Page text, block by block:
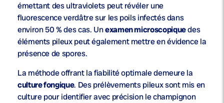
émettant des ultraviolets peut révéler une
fluorescence verdâtre sur les poils infectés dans
environ 50 % des cas. Unexamen microscopiquedes
éléments pileux peut également mettre en évidence la
présence de spores.
La méthode offrant la fiabilité optimale demeure la
culture fongique. Des prélèvements pileux sont mis en
culture pour identifier avec précision le champignon